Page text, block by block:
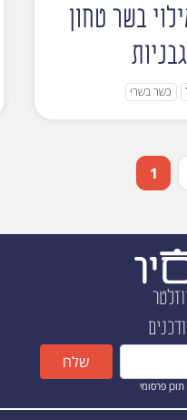
בשר טחון
כשר בשרי
1
פרסומי
שלח